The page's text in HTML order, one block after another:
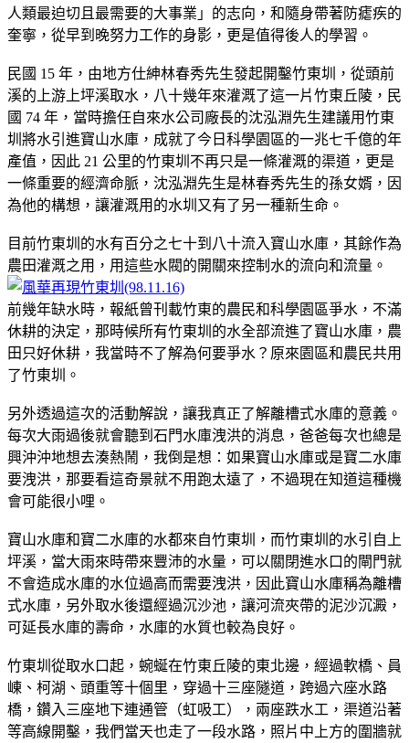
人類最迫切且最需要的大事業」的志向，和隨身帶著防瘧疾的
奎寧，從早到晚努力工作的身影，更是值得後人的學習。
民國 15 年，由地方仕紳林春秀先生發起開鑿竹東圳，從頭前
溪的上游上坪溪取水，八十幾年來灌溉了這一片竹東丘陵，民
國 74 年，當時擔任自來水公司廠長的沈泓淵先生建議用竹東
圳將水引進寶山水庫，成就了今日科學園區的一兆七千億的年
產值，因此 21 公里的竹東圳不再只是一條灌溉的渠道，更是
一條重要的經濟命脈，沈泓淵先生是林春秀先生的孫女婿，因
為他的構想，讓灌溉用的水圳又有了另一種新生命。
目前竹東圳的水有百分之七十到八十流入寶山水庫，其餘作為
農田灌溉之用，用這些水閥的開關來控制水的流向和流量。
前幾年缺水時，報紙曾刊載竹東的農民和科學園區爭水，不滿
休耕的決定，那時候所有竹東圳的水全部流進了寶山水庫，農
田只好休耕，我當時不了解為何要爭水？原來園區和農民共用
了竹東圳。
另外透過這次的活動解說，讓我真正了解離槽式水庫的意義。
每次大雨過後就會聽到石門水庫洩洪的消息，爸爸每次也總是
興沖沖地想去湊熱鬧，我倒是想：如果寶山水庫或是寶二水庫
要洩洪，那要看這奇景就不用跑太遠了，不過現在知道這種機
會可能很小哩。
寶山水庫和寶二水庫的水都來自竹東圳，而竹東圳的水引自上
坪溪，當大雨來時帶來豐沛的水量，可以關閉進水口的閘門就
不會造成水庫的水位過高而需要洩洪，因此寶山水庫稱為離槽
式水庫，另外取水後還經過沉沙池，讓河流夾帶的泥沙沉澱，
可延長水庫的壽命，水庫的水質也較為良好。
竹東圳從取水口起，蜿蜒在竹東丘陵的東北邊，經過軟橋、員
崠、柯湖、頭重等十個里，穿過十三座隧道，跨過六座水路
橋，鑽入三座地下連通管（虹吸工），兩座跌水工，渠道沿著
等高線開鑿，我們當天也走了一段水路，照片中上方的圍牆就